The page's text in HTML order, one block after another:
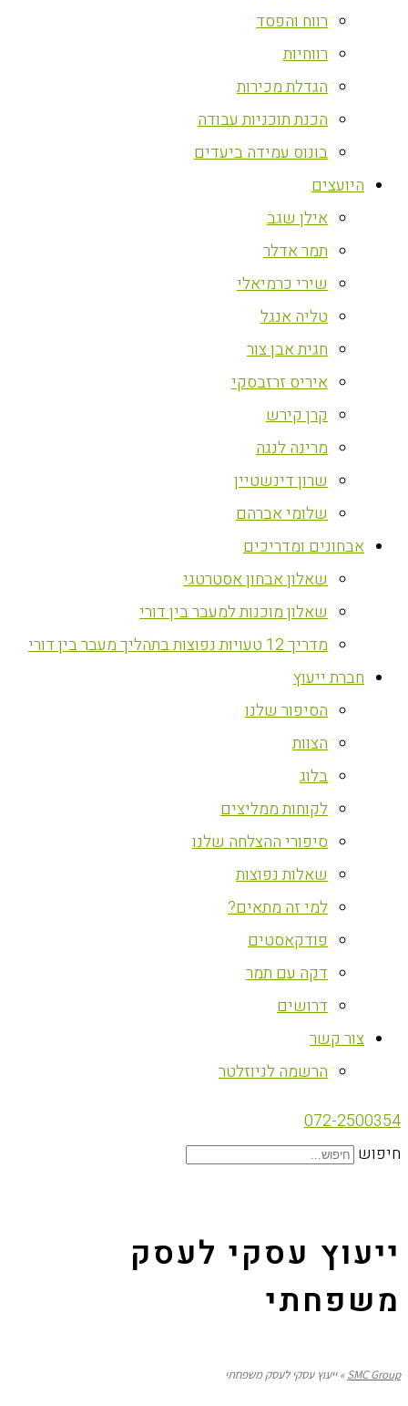
רווח והפסד
רווחיות
הגדלת מכירות
הכנת תוכניות עבודה
בונוס עמידה ביעדים
היועצים
אילן שגב
תמר אדלר
שירי כרמיאלי
טליה אנגל
חגית אבן צור
איריס זרזבסקי
קרן קירש
מרינה לנגה
שרון דינשטיין
שלומי אברהם
אבחונים ומדריכים
שאלון אבחון אסטרטגי
שאלון מוכנות למעבר בין דורי
מדריך 12 טעויות נפוצות בתהליך מעבר בין דורי
חברת ייעוץ
הסיפור שלנו
הצוות
בלוג
לקוחות ממליצים
סיפורי ההצלחה שלנו
שאלות נפוצות
למי זה מתאים?
פודקאסטים
דקה עם תמר
דרושים
צור קשר
הרשמה לניוזלטר
072-2500354
חיפוש
ייעוץ עסקי לעסק
משפחתי
SMC Group
»ייעוץ עסקי לעסק משפחתי